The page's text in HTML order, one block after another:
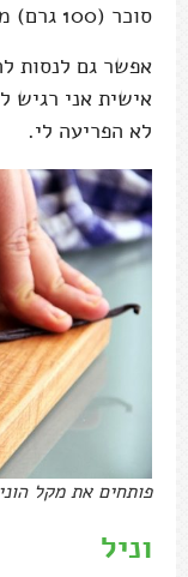
סוכר (100 גרם) מספיקה בהחלט למתכון הזה.
אישית אני רגיש
לא הפריעה לי.
פותחים את מקל
וניל